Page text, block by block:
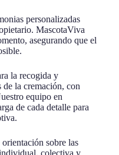
personalizadas
MascotaViva
asegurando que el
la recogida y
de la cremación, con
equipo en
de cada detalle para
sobre las
colectiva y